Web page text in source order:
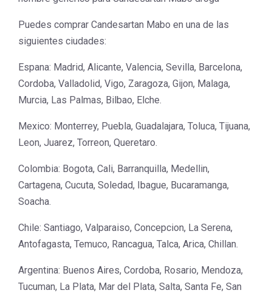
Puedes comprar Candesartan Mabo en una de las
siguientes ciudades:
Espana: Madrid, Alicante, Valencia, Sevilla, Barcelona,
Cordoba, Valladolid, Vigo, Zaragoza, Gijon, Malaga,
Murcia, Las Palmas, Bilbao, Elche.
Mexico: Monterrey, Puebla, Guadalajara, Toluca, Tijuana,
Leon, Juarez, Torreon, Queretaro.
Colombia: Bogota, Cali, Barranquilla, Medellin,
Cartagena, Cucuta, Soledad, Ibague, Bucaramanga,
Soacha.
Chile: Santiago, Valparaiso, Concepcion, La Serena,
Antofagasta, Temuco, Rancagua, Talca, Arica, Chillan.
Argentina: Buenos Aires, Cordoba, Rosario, Mendoza,
Tucuman, La Plata, Mar del Plata, Salta, Santa Fe, San